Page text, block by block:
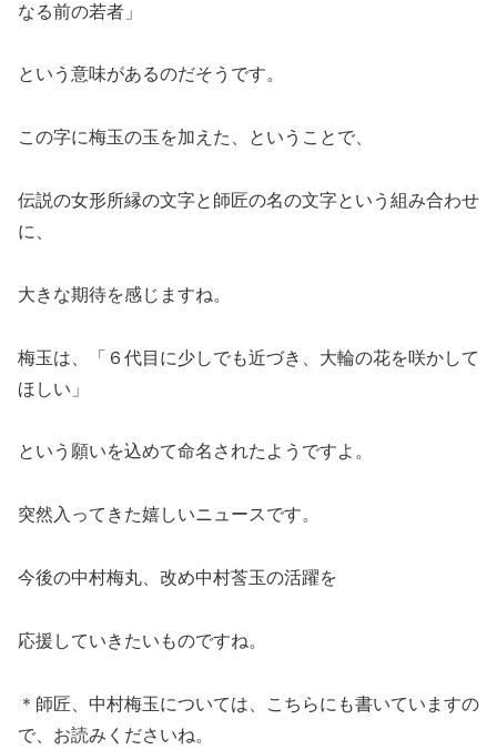
なる前の若者」
という意味があるのだそうです。
この字に梅玉の玉を加えた、ということで、
伝説の女形所縁の文字と師匠の名の文字という組み合わせ
に、
大きな期待を感じますね。
梅玉は、「６代目に少しでも近づき、大輪の花を咲かして
ほしい」
という願いを込めて命名されたようですよ。
突然入ってきた嬉しいニュースです。
今後の中村梅丸、改め中村莟玉の活躍を
応援していきたいものですね。
＊師匠、中村梅玉については、こちらにも書いていますの
で、お読みくださいね。